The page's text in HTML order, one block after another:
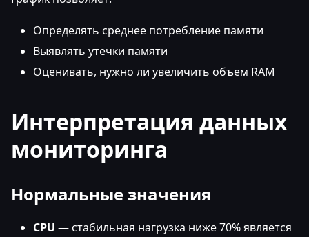
Определять среднее потребление памяти
Выявлять утечки памяти
Оценивать, нужно ли увеличить объем RAM
Интерпретация данных
мониторинга
Нормальные значения
CPU — стабильная нагрузка ниже 70% является